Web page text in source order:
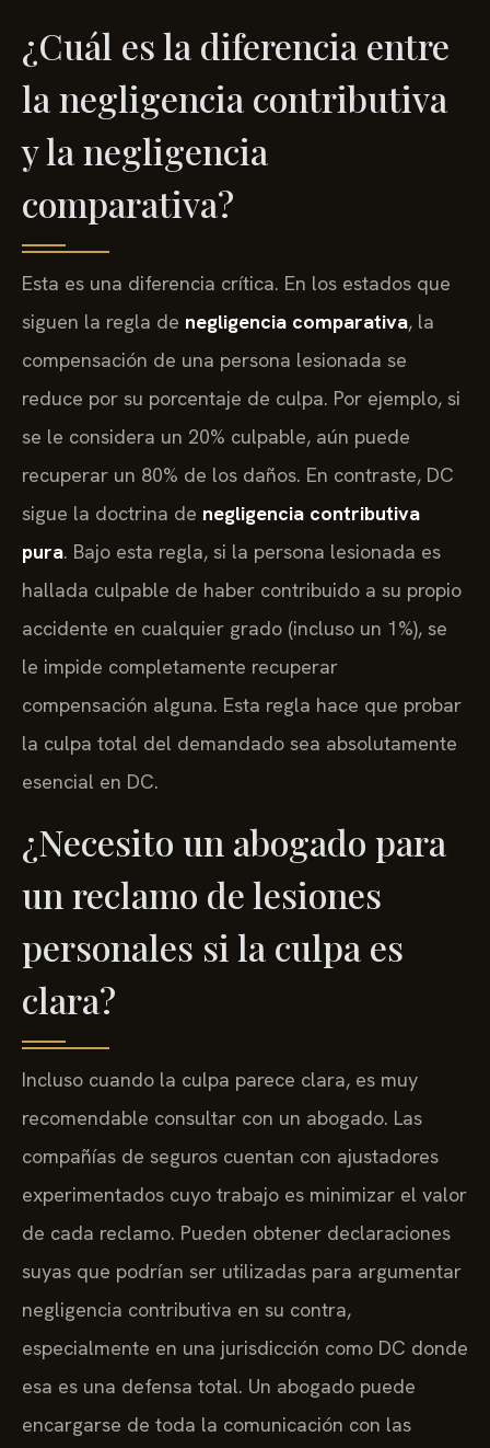
¿Cuál es la diferencia entre
la negligencia contributiva
y la negligencia
comparativa?
Esta es una diferencia crítica. En los estados que
siguen la regla de negligencia comparativa, la
compensación de una persona lesionada se
reduce por su porcentaje de culpa. Por ejemplo, si
se le considera un 20% culpable, aún puede
recuperar un 80% de los daños. En contraste, DC
sigue la doctrina de negligencia contributiva
pura. Bajo esta regla, si la persona lesionada es
hallada culpable de haber contribuido a su propio
accidente en cualquier grado (incluso un 1%), se
le impide completamente recuperar
compensación alguna. Esta regla hace que probar
la culpa total del demandado sea absolutamente
esencial en DC.
¿Necesito un abogado para
un reclamo de lesiones
personales si la culpa es
clara?
Incluso cuando la culpa parece clara, es muy
recomendable consultar con un abogado. Las
compañías de seguros cuentan con ajustadores
experimentados cuyo trabajo es minimizar el valor
de cada reclamo. Pueden obtener declaraciones
suyas que podrían ser utilizadas para argumentar
negligencia contributiva en su contra,
especialmente en una jurisdicción como DC donde
esa es una defensa total. Un abogado puede
encargarse de toda la comunicación con las